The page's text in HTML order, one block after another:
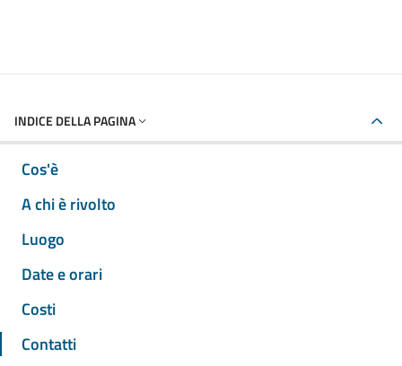
INDICE DELLA PAGINA
Cos'è
A chi è rivolto
Luogo
Date e orari
Costi
Contatti